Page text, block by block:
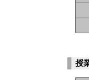
授